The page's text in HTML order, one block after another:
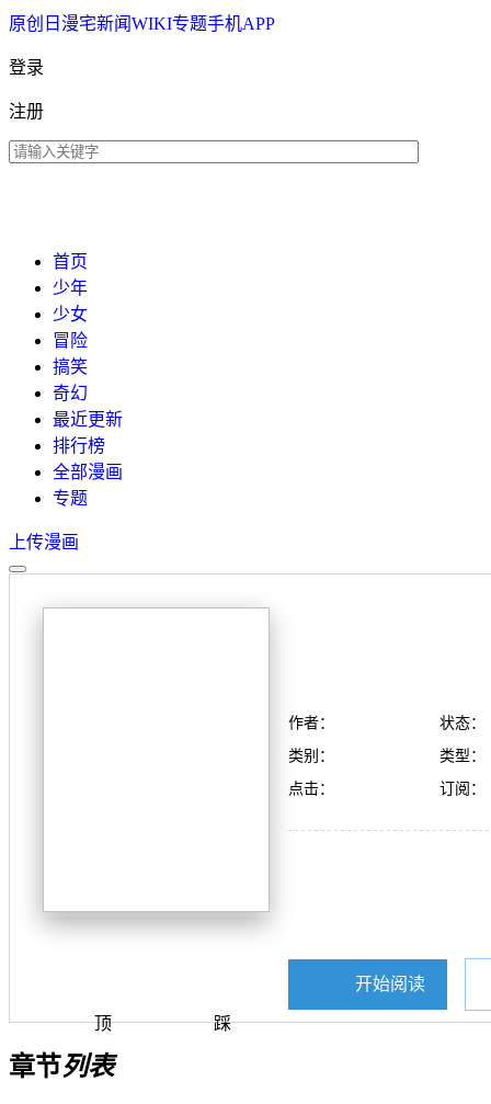
原创 日漫宅新闻WIKI专题手机APP
登录
注册
首页
少年
少女
冒险
搞笑
奇幻
最近更新
排行榜
全部漫画
专题
上传漫画
顶 踩
作者：
状态：
类别：
类型：
点击：
订阅：
开始阅读
章节列表